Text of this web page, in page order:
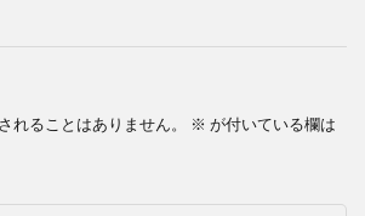
れることはありません。 ※ が付いている欄は